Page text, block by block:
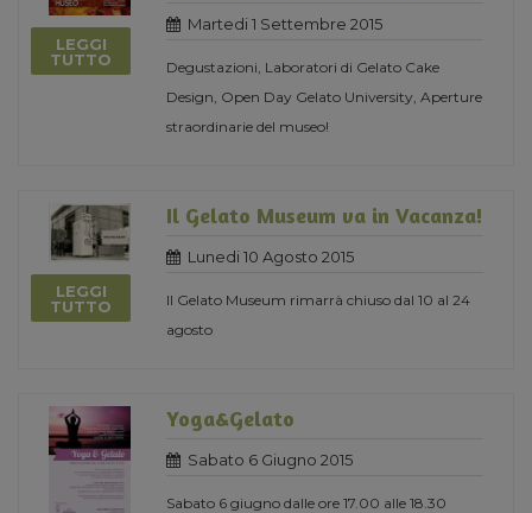
LEGGI
TUTTO
Martedi 1 Settembre 2015
Degustazioni, Laboratori di Gelato Cake
Design, Open Day Gelato University, Aperture
straordinarie del museo!
LEGGI
TUTTO
Il Gelato Museum va in Vacanza!
Lunedi 10 Agosto 2015
Il Gelato Museum rimarrà chiuso dal 10 al 24
agosto
Yoga&Gelato
Sabato 6 Giugno 2015
Sabato 6 giugno dalle ore 17.00 alle 18.30